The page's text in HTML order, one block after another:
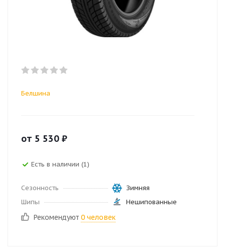
Белшина
от 5 530 ₽
Есть в наличии (1)
Сезонность
Зимняя
Шипы
Нешипованные
Рекомендуют 0 человек